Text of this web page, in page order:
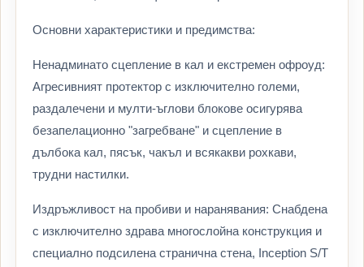
Основни характеристики и предимства:
Ненадминато сцепление в кал и екстремен офроуд:
Агресивният протектор с изключително големи,
раздалечени и мулти-ъглови блокове осигурява
безапелационно "загребване" и сцепление в
дълбока кал, пясък, чакъл и всякакви рохкави,
трудни настилки.
Издръжливост на пробиви и наранявания: Снабдена
с изключително здрава многослойна конструкция и
специално подсилена странична стена, Inception S/T